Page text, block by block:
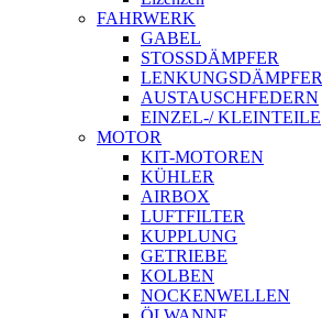
FAHRWERK
GABEL
STOSSDÄMPFER
LENKUNGSDÄMPFER
AUSTAUSCHFEDERN
EINZEL-/ KLEINTEILE
MOTOR
KIT-MOTOREN
KÜHLER
AIRBOX
LUFTFILTER
KUPPLUNG
GETRIEBE
KOLBEN
NOCKENWELLEN